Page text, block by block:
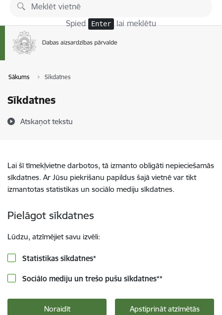
Pāriet uz lapas saturu
Spied Enter lai meklētu
Sākums Sīkdatnes
Sīkdatnes
Atskaņot tekstu
Lai šī tīmekļvietne darbotos, tā izmanto obligāti nepieciešamās
sīkdatnes. Ar Jūsu piekrišanu papildus šajā vietnē var tikt
izmantotas statistikas un sociālo mediju sīkdatnes.
Pielāgot sīkdatnes
Lūdzu, atzīmējiet savu izvēli:
Statistikas sīkdatnes*
Sociālo mediju un trešo pušu sīkdatnes**
Noraidīt Apstiprināt atzīmētās